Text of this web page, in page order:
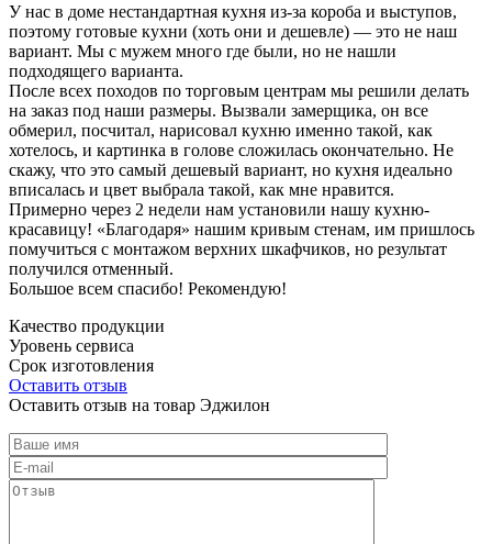
У нас в доме нестандартная кухня из-за короба и выступов,
поэтому готовые кухни (хоть они и дешевле) — это не наш
вариант. Мы с мужем много где были, но не нашли
подходящего варианта.
После всех походов по торговым центрам мы решили делать
на заказ под наши размеры. Вызвали замерщика, он все
обмерил, посчитал, нарисовал кухню именно такой, как
хотелось, и картинка в голове сложилась окончательно. Не
скажу, что это самый дешевый вариант, но кухня идеально
вписалась и цвет выбрала такой, как мне нравится.
Примерно через 2 недели нам установили нашу кухню-
красавицу! «Благодаря» нашим кривым стенам, им пришлось
помучиться с монтажом верхних шкафчиков, но результат
получился отменный.
Большое всем спасибо! Рекомендую!
Качество продукции
Уровень сервиса
Срок изготовления
Оставить отзыв
Оставить отзыв на товар Эджилон